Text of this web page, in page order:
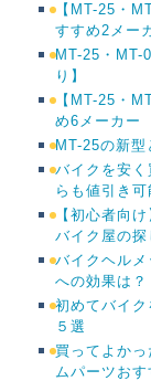
【MT-25・
すすめ2メー
MT-25・MT-
り】
【MT-25・
め6メーカー
MT-25の新型
バイクを安
らも値引き可
【初心者向
バイク屋の探
バイクヘル
への効果は？
初めてバイ
５選
買ってよか
ムパーツおす